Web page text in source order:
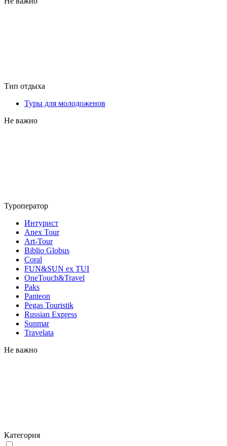
Тип отдыха
Туры для молодоженов
Не важно
Туроператор
Интурист
Anex Tour
Art-Tour
Biblio Globus
Coral
FUN&SUN ex TUI
OneTouch&Travel
Paks
Panteon
Pegas Touristik
Russian Express
Sunmar
Travelata
Не важно
Категория